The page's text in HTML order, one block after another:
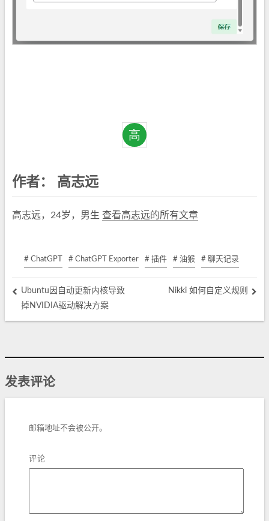
作者： 高志远
高志远，24岁，男生 查看高志远的所有文章
# ChatGPT # ChatGPT Exporter # 插件 # 油猴 # 聊天记录
Ubuntu因自动更新内核导致
掉NVIDIA驱动解决方案
Nikki 如何自定义规则
发表评论
邮箱地址不会被公开。
评论